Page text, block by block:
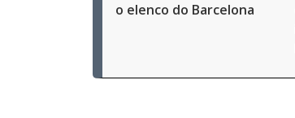
o elenco do Barcelona